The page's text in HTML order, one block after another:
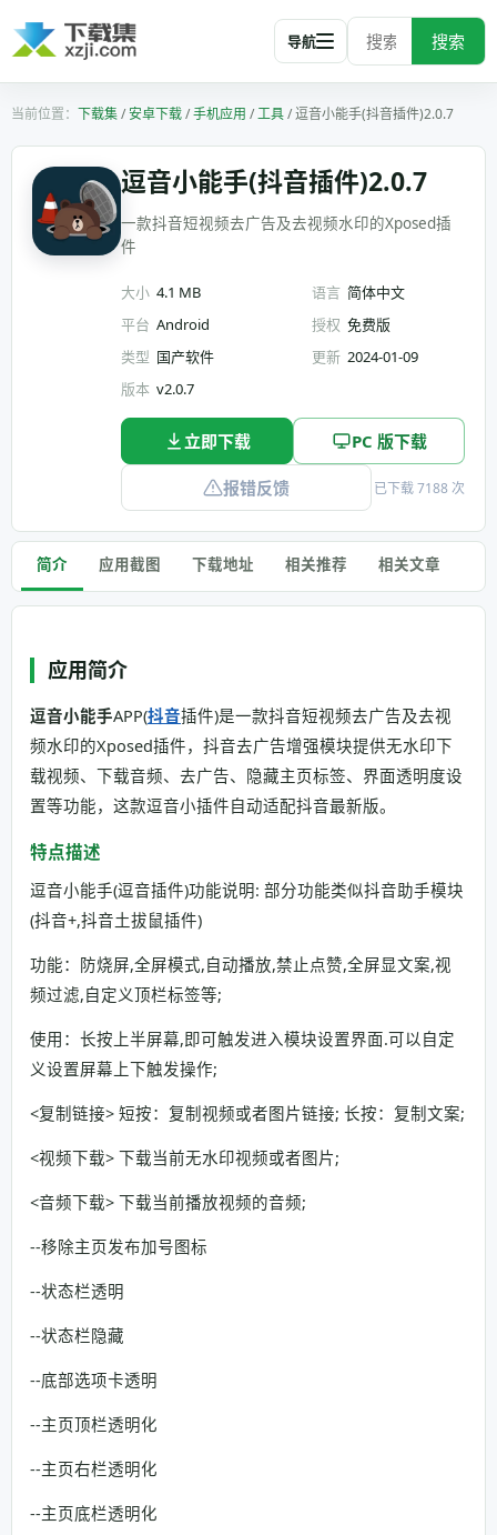
搜索
导航
下载集/安卓下载/手机应用 /工具/逗音小能手(抖音插件)2.0.7
逗音小能手(抖音插件)2.0.7
一款抖音短视频去广告及去视频水印的Xposed插
件
大小 4.1 MB 语言 简体中文
平台 Android 授权 免费版
类型 国产软件 更新 2024-01-09
版本 v2.0.7
立即下载 PC 版下载
报错反馈 已下载 7188 次
简介 应用截图 下载地址 相关推荐 相关文章
应用简介
逗音小能手APP(抖音插件)是一款抖音短视频去广告及去视
频水印的Xposed插件，抖音去广告增强模块提供无水印下
载视频、下载音频、去广告、隐藏主页标签、界面透明度设
置等功能，这款逗音小插件自动适配抖音最新版。
特点描述
逗音小能手(逗音插件)功能说明: 部分功能类似抖音助手模块
(抖音+,抖音土拔鼠插件)
功能：防烧屏,全屏模式,自动播放,禁止点赞,全屏显文案,视
频过滤,自定义顶栏标签等;
使用：长按上半屏幕,即可触发进入模块设置界面.可以自定
义设置屏幕上下触发操作;
<复制链接> 短按：复制视频或者图片链接; 长按：复制文案;
<视频下载> 下载当前无水印视频或者图片;
<音频下载> 下载当前播放视频的音频;
--移除主页发布加号图标
--状态栏透明
--状态栏隐藏
--底部选项卡透明
--主页顶栏透明化
--主页右栏透明化
--主页底栏透明化